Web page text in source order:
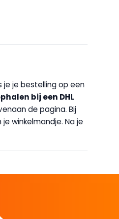
je je bestelling op een
halen bij een DHL
de pagina. Bij
winkelmandje. Na je